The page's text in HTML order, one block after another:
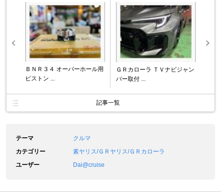
ＢＮＲ３４ オーバーホール用
ピストン ...
ＧＲカローラ ＴＶナビジャン
パー取付 ...
記事一覧
テーマ
クルマ
カテゴリー
素ヤリス/ＧＲヤリス/ＧＲカローラ
ユーザー
Dai@cruise